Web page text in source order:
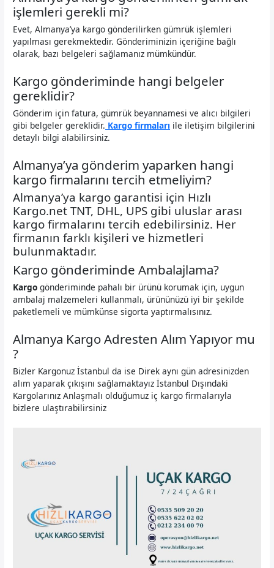
işlemleri gerekli mi?
Evet, Almanya’ya kargo gönderilirken gümrük işlemleri
yapılması gerekmektedir. Gönderiminizin içeriğine bağlı
olarak, bazı belgeleri sağlamanız mümkündür.
Kargo gönderiminde hangi belgeler
gereklidir?
Gönderim için fatura, gümrük beyannamesi ve alıcı bilgileri
gibi belgeler gereklidir. Kargo firmaları ile iletişim bilgilerini
detaylı bilgi alabilirsiniz.
Almanya’ya gönderim yaparken hangi
kargo firmalarını tercih etmeliyim?
Almanya’ya kargo garantisi için Hızlı
Kargo.net TNT, DHL, UPS gibi uluslar arası
kargo firmalarını tercih edebilirsiniz. Her
firmanın farklı kişileri ve hizmetleri
bulunmaktadır.
Kargo gönderiminde Ambalajlama?
Kargo gönderiminde pahalı bir ürünü korumak için, uygun
ambalaj malzemeleri kullanmalı, ürününüzü iyi bir şekilde
paketlemeli ve mümkünse sigorta yaptırmalısınız.
Almanya Kargo Adresten Alım Yapıyor mu
?
Bizler Kargonuz İstanbul da ise Direk aynı gün adresinizden
alım yaparak çıkışını sağlamaktayız İstanbul Dışındaki
Kargolarınız Anlaşmalı olduğumuz iç kargo firmalarıyla
bizlere ulaştırabilirsiniz